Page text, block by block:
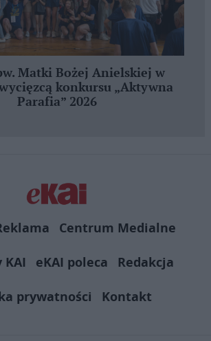
Matki Bożej Anielskiej w
konkursu „Aktywna
Parafia” 2026
Centrum Medialne
KAI
eKAI poleca
Redakcja
prywatności
Kontakt